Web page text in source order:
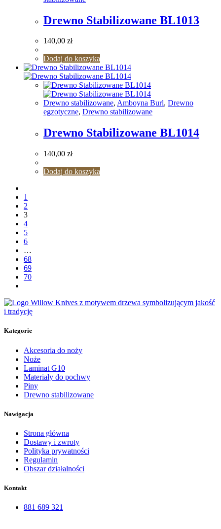
Drewno Stabilizowane BL1013
140,00 zł
Dodaj do koszyka
Drewno stabilizowane, Amboyna Burl, Drewno
egzotyczne, Drewno stabilizowane
Drewno Stabilizowane BL1014
140,00 zł
Dodaj do koszyka
1
2
3
4
5
6
…
68
69
70
Kategorie
Akcesoria do noży
Noże
Laminat G10
Materiały do pochwy
Piny
Drewno stabilizowane
Nawigacja
Strona główna
Dostawy i zwroty
Polityka prywatności
Regulamin
Obszar działalności
Kontakt
881 689 321